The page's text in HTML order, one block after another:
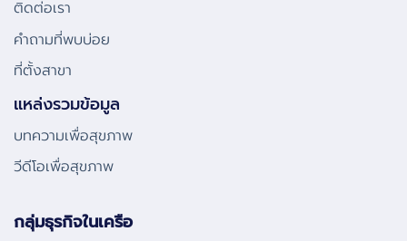
ติดต่อเรา
คําถามที่พบบ่อย
ที่ตั้งสาขา
แหล่งรวมข้อมูล
บทความเพื่อสุขภาพ
วีดีโอเพื่อสุขภาพ
กลุ่มธุรกิจในเครือ